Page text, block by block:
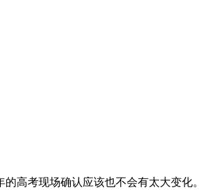
高考现场确认应该也不会有太大变化。